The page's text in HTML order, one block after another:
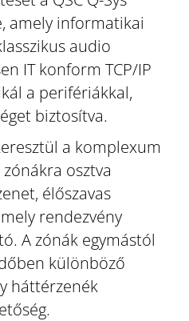
amely informatikai
audio
IT konform TCP/IP
a perifériákkal,
biztosítva.
a komplexum
osztva
élőszavas
rendezvény
A zónák egymástól
különböző
háttérzenék